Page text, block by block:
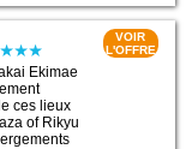
Ekimae
ces lieux
of Rikyu
VOIR
L'OFFRE